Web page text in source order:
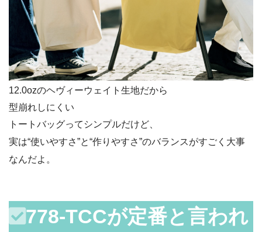
12.0ozのヘヴィーウェイト生地だから
型崩れしにくい
トートバッグってシンプルだけど、
実は“使いやすさ”と“作りやすさ”のバランスがすごく大事
なんだよ。
778-TCCが定番と言われ